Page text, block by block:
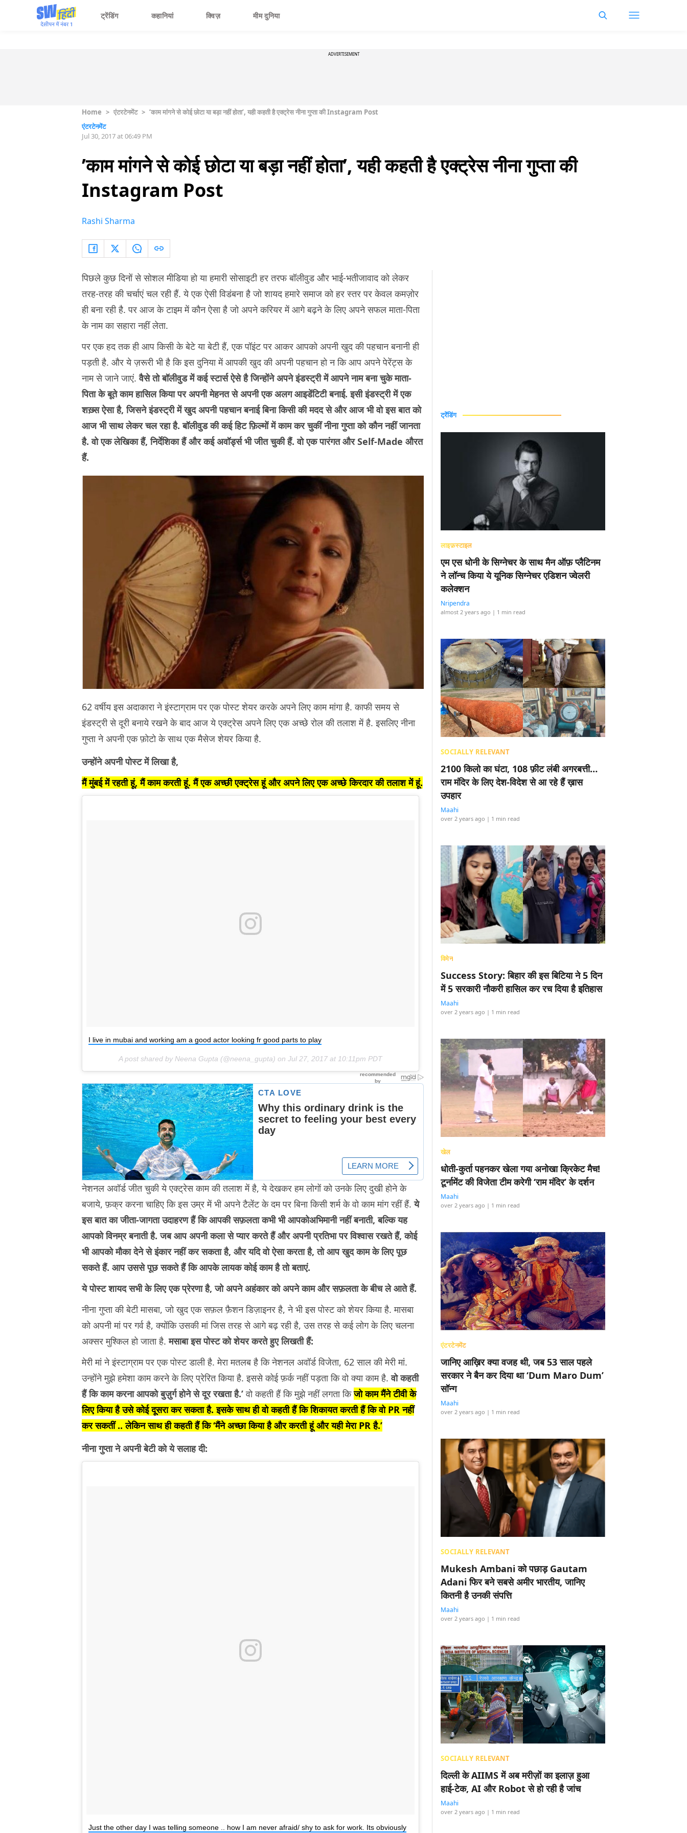
ट्रेंडिंग कहानियां क्विज़ मीम दुनिया
ADVERTISEMENT
Home > एंटरटेनमेंट > ’काम मांगने से कोई छोटा या बड़ा नहीं होता’, यही कहती है एक्ट्रेस नीना गुप्ता की Instagram Post
एंटरटेनमेंट
Jul 30, 2017 at 06:49 PM
’काम मांगने से कोई छोटा या बड़ा नहीं होता’, यही कहती है एक्ट्रेस नीना गुप्ता की
Instagram Post
Rashi Sharma
पिछले कुछ दिनों से सोशल मीडिया हो या हमारी सोसाइटी हर तरफ बॉलीवुड और भाई-भतीजावाद को लेकर
तरह-तरह की चर्चाएं चल रही हैं. ये एक ऐसी विडंबना है जो शायद हमारे समाज को हर स्तर पर केवल कमज़ोर
ही बना रही है. पर आज के टाइम में कौन ऐसा है जो अपने करियर में आगे बढ़ने के लिए अपने सफल माता-पिता
के नाम का सहारा नहीं लेता.
पर एक हद तक ही आप किसी के बेटे या बेटी हैं, एक पॉइंट पर आकर आपको अपनी खुद की पहचान बनानी ही
पड़ती है. और ये ज़रूरी भी है कि इस दुनिया में आपकी खुद की अपनी पहचान हो न कि आप अपने पेरेंट्स के
नाम से जाने जाएं.वैसे तो बॉलीवुड में कई स्टार्स ऐसे है जिन्होंने अपने इंडस्ट्री में आपने नाम बना चुके माता-
पिता के बूते काम हासिल किया पर अपनी मेहनत से अपनी एक अलग आइडेंटिटी बनाई. इसी इंडस्ट्री में एक
शख़्स ऐसा है, जिसने इंडस्ट्री में खुद अपनी पहचान बनाई बिना किसी की मदद से और आज भी वो इस बात को
आज भी साथ लेकर चल रहा है. बॉलीवुड की कई हिट फ़िल्मों में काम कर चुकीं नीना गुप्ता को कौन नहीं जानता
है. वो एक लेखिका हैं, निर्देशिका हैं और कई अवॉर्ड्स भी जीत चुकी हैं. वो एक पारंगत और Self-Made औरत
हैं.
62 वर्षीय इस अदाकारा ने इंस्टाग्राम पर एक पोस्ट शेयर करके अपने लिए काम मांगा है. काफी समय से
इंडस्ट्री से दूरी बनाये रखने के बाद आज ये एक्ट्रेस अपने लिए एक अच्छे रोल की तलाश में है. इसलिए नीना
गुप्ता ने अपनी एक फ़ोटो के साथ एक मैसेज शेयर किया है.
उन्होंने अपनी पोस्ट में लिखा है,
मैं मुंबई में रहती हूं, मैं काम करती हूं. मैं एक अच्छी एक्ट्रेस हूं और अपने लिए एक अच्छे किरदार की तलाश में हूं.
I live in mubai and working am a good actor looking fr good parts to play
A post shared by Neena Gupta (@neena_gupta) on Jul 27, 2017 at 10:11pm PDT
नेशनल अवॉर्ड जीत चुकी ये एक्ट्रेस काम की तलाश में है, ये देखकर हम लोगों को उनके लिए दुखी होने के
बजाये, फ़क्र करना चाहिए कि इस उम्र में भी अपने टैलेंट के दम पर बिना किसी शर्म के वो काम मांग रहीं हैं.ये
इस बात का जीता-जागता उदाहरण हैं कि आपकी सफ़लता कभी भी आपकोअभिमानी नहीं बनाती, बल्कि यह
आपको विनम्र बनाती है. जब आप अपनी कला से प्यार करते हैं और अपनी प्रतिभा पर विश्वास रखते हैं, कोई
भी आपको मौका देने से इंकार नहीं कर सकता है, और यदि वो ऐसा करता है, तो आप खुद काम के लिए पूछ
सकते हैं. आप उससे पूछ सकते हैं कि आपके लायक कोई काम है तो बताएं.
ये पोस्ट शायद सभी के लिए एक प्रेरणा है, जो अपने अहंकार को अपने काम और सफ़लता के बीच ले आते हैं.
नीना गुप्ता की बेटी मासबा, जो खुद एक सफ़ल फ़ैशन डिज़ाइनर है, ने भी इस पोस्ट को शेयर किया है. मासबा
को अपनी मां पर गर्व है, क्योंकि उसकी मां जिस तरह से आगे बढ़ रही है, उस तरह से कई लोग के लिए चलना
अक्सर मुश्किल हो जाता है.मसाबा इस पोस्ट को शेयर करते हुए लिखती हैं:
मेरी मां ने इंस्टाग्राम पर एक पोस्ट डाली है. मेरा मतलब है कि नेशनल अवॉर्ड विजेता, 62 साल की मेरी मां.
उन्होंने मुझे हमेशा काम करने के लिए प्रेरित किया है. इससे कोई फ़र्क नहीं पड़ता कि वो क्या काम है.वो कहती
हैं कि काम करना आपको बुज़ुर्ग होने से दूर रखता है.’वो कहती हैं कि मुझे नहीं लगता किजो काम मैंने टीवी के
लिए किया है उसे कोई दूसरा कर सकता है. इसके साथ ही वो कहती हैं कि शिकायत करती हैं कि वो PR नहीं
कर सकतीं .. लेकिन साथ ही कहती हैं कि ‘मैंने अच्छा किया है और करती हूं और यही मेरा PR है.’
नीना गुप्ता ने अपनी बेटी को ये सलाह दी:
Just the other day I was telling someone .. how I am never afraid/ shy to ask for work. Its obviously
ट्रेंडिंग
लाइफ़स्टाइल
एम एस धोनी के सिग्नेचर के साथ मैन ऑफ़ प्लैटिनम
ने लॉन्च किया ये यूनिक सिग्नेचर एडिशन ज्वेलरी
कलेक्शन
Nripendra
almost 2 years ago | 1 min read
SOCIALLY RELEVANT
2100 किलो का घंटा, 108 फ़ीट लंबी अगरबत्ती…
राम मंदिर के लिए देश-विदेश से आ रहे हैं ख़ास
उपहार
Maahi
over 2 years ago | 1 min read
विमेन
Success Story: बिहार की इस बिटिया ने 5 दिन
में 5 सरकारी नौकरी हासिल कर रच दिया है इतिहास
Maahi
over 2 years ago | 1 min read
खेल
धोती-कुर्ता पहनकर खेला गया अनोखा क्रिकेट मैच!
टूर्नामेंट की विजेता टीम करेगी ‘राम मंदिर’ के दर्शन
Maahi
over 2 years ago | 1 min read
एंटरटेनमेंट
जानिए आख़िर क्या वजह थी, जब 53 साल पहले
सरकार ने बैन कर दिया था ‘Dum Maro Dum’
सॉन्ग
Maahi
over 2 years ago | 1 min read
SOCIALLY RELEVANT
Mukesh Ambani को पछाड़ Gautam
Adani फिर बने सबसे अमीर भारतीय, जानिए
कितनी है उनकी संपत्ति
Maahi
over 2 years ago | 1 min read
SOCIALLY RELEVANT
दिल्ली के AIIMS में अब मरीज़ों का इलाज़ हुआ
हाई-टेक, AI और Robot से हो रही है जांच
Maahi
over 2 years ago | 1 min read